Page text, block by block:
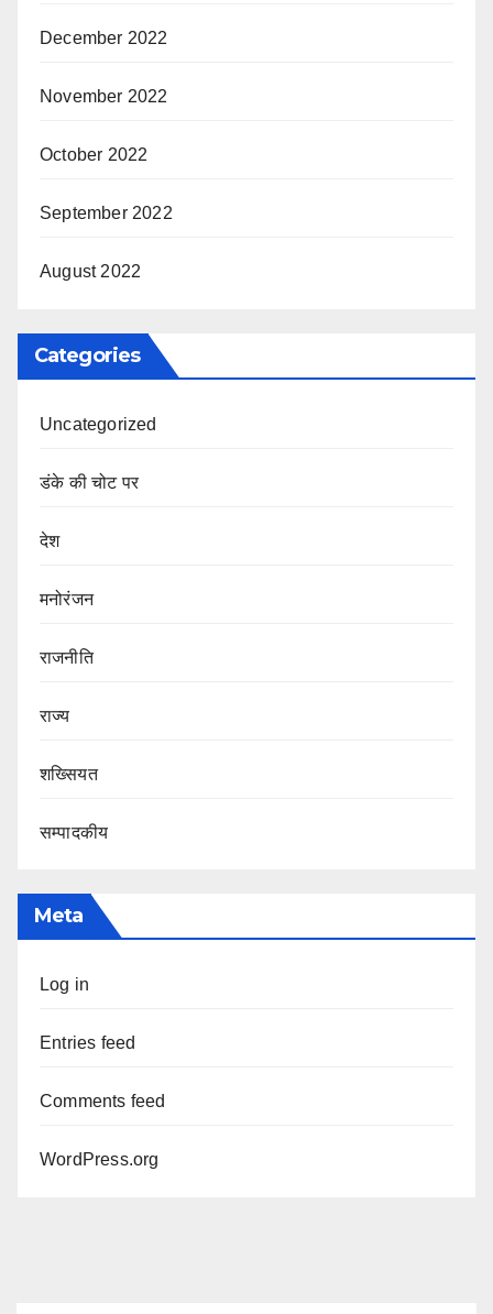
December 2022
November 2022
October 2022
September 2022
August 2022
Categories
Uncategorized
डंके की चोट पर
देश
मनोरंजन
राजनीति
राज्य
शख्सियत
सम्पादकीय
Meta
Log in
Entries feed
Comments feed
WordPress.org